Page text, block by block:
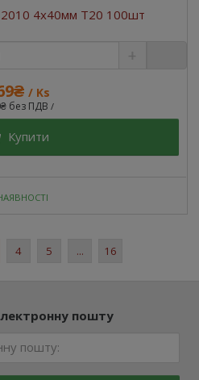
4x40мм T20 100шт
/ Ks
без ПДВ /
Купити
4 5 ... 16
пошту